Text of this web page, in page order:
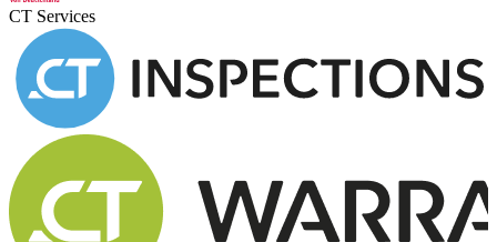
CT Services